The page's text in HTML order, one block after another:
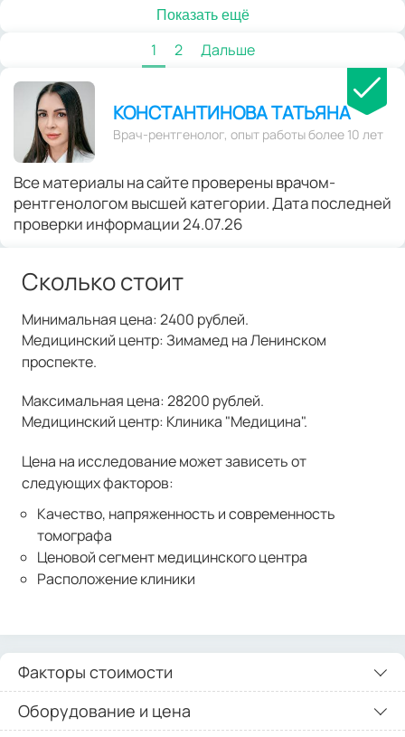
Показать ещё
1 2 Дальше
КОНСТАНТИНОВА ТАТЬЯНА
Врач-рентгенолог, опыт работы более 10 лет
Все материалы на сайте проверены врачом-
рентгенологом высшей категории. Дата последней
проверки информации 24.07.26
Сколько стоит
Минимальная цена: 2400 рублей.
Медицинский центр: Зимамед на Ленинском
проспекте.
Максимальная цена: 28200 рублей.
Медицинский центр: Клиника "Медицина".
Цена на исследование может зависеть от
следующих факторов:
Качество, напряженность и современность
томографа
Ценовой сегмент медицинского центра
Расположение клиники
Факторы стоимости
Оборудование и цена